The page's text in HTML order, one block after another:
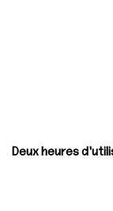
Deux heures